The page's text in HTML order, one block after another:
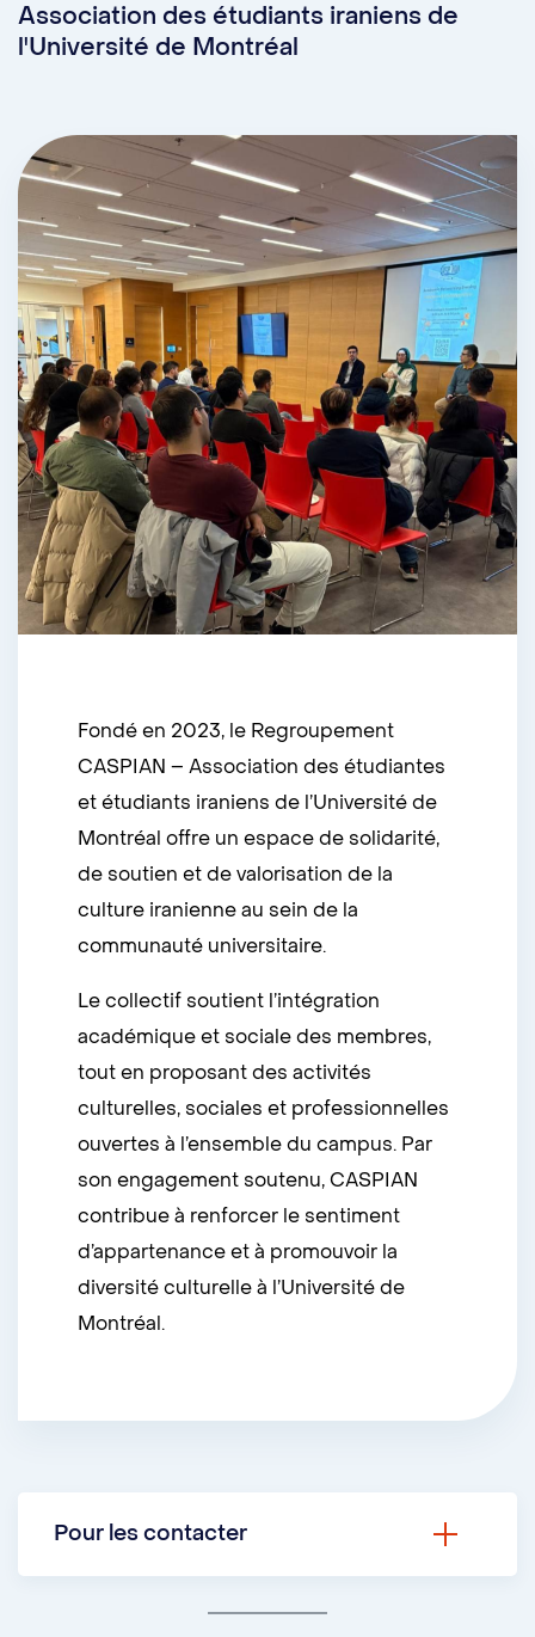
Instagram :@debat.udem
l’Université de Montréal
Association des étudiants iraniens de
l'Université de Montréal
Fondé en 2023, le Regroupement
CASPIAN – Association des étudiantes
et étudiants iraniens de l’Université de
Montréal offre un espace de solidarité,
de soutien et de valorisation de la
culture iranienne au sein de la
communauté universitaire.
Le collectif soutient l’intégration
académique et sociale des membres,
tout en proposant des activités
culturelles, sociales et professionnelles
ouvertes à l’ensemble du campus. Par
son engagement soutenu, CASPIAN
contribue à renforcer le sentiment
d’appartenance et à promouvoir la
diversité culturelle à l’Université de
Montréal.
Pour les contacter
caspian.mtl@gmail.com